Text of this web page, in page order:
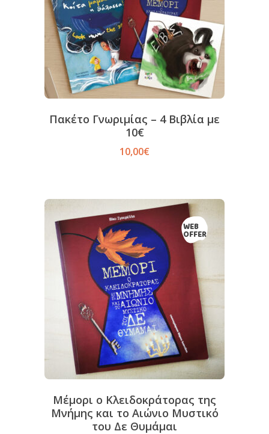
Πακέτο Γνωριμίας – 4 Βιβλία με
10€
10,00€
WEB
OFFER
Μέμορι ο Κλειδοκράτορας της
Μνήμης και το Αιώνιο Μυστικό
του Δε Θυμάμαι